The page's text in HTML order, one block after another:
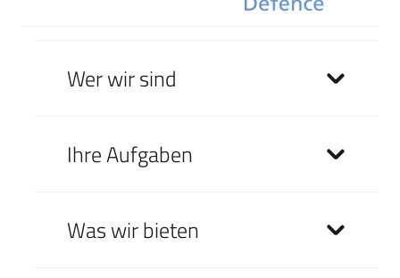
Wer wir sind
Ihre Aufgaben
Was wir bieten